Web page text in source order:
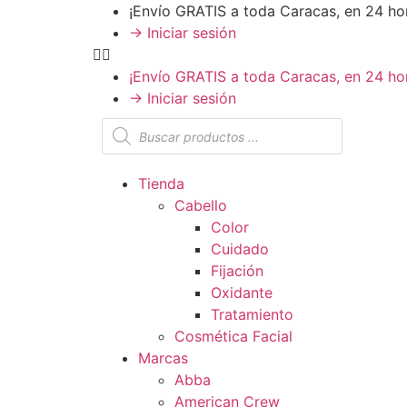
¡Envío GRATIS a toda Caracas, en 24
→ Iniciar sesión
¡Envío GRATIS a toda Caracas, en 24
→ Iniciar sesión
Tienda
Cabello
Color
Cuidado
Fijación
Oxidante
Tratamiento
Cosmética Facial
Marcas
Abba
American Crew